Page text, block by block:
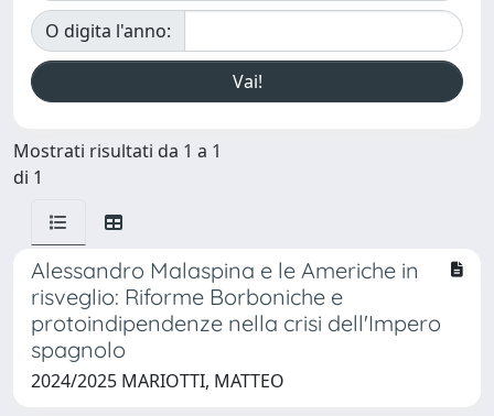
O digita l'anno:
Mostrati risultati da 1 a 1
di 1
Alessandro Malaspina e le Americhe in
risveglio: Riforme Borboniche e
protoindipendenze nella crisi dell'Impero
spagnolo
2024/2025 MARIOTTI, MATTEO